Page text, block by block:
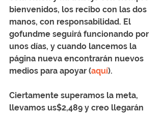
bienvenidos, los recibo con las dos
manos, con responsabilidad. El
gofundme seguirá funcionando por
unos días, y cuando lancemos la
página nueva encontrarán nuevos
medios para apoyar (aquí).
Ciertamente superamos la meta,
llevamos us$2,489 y creo llegarán